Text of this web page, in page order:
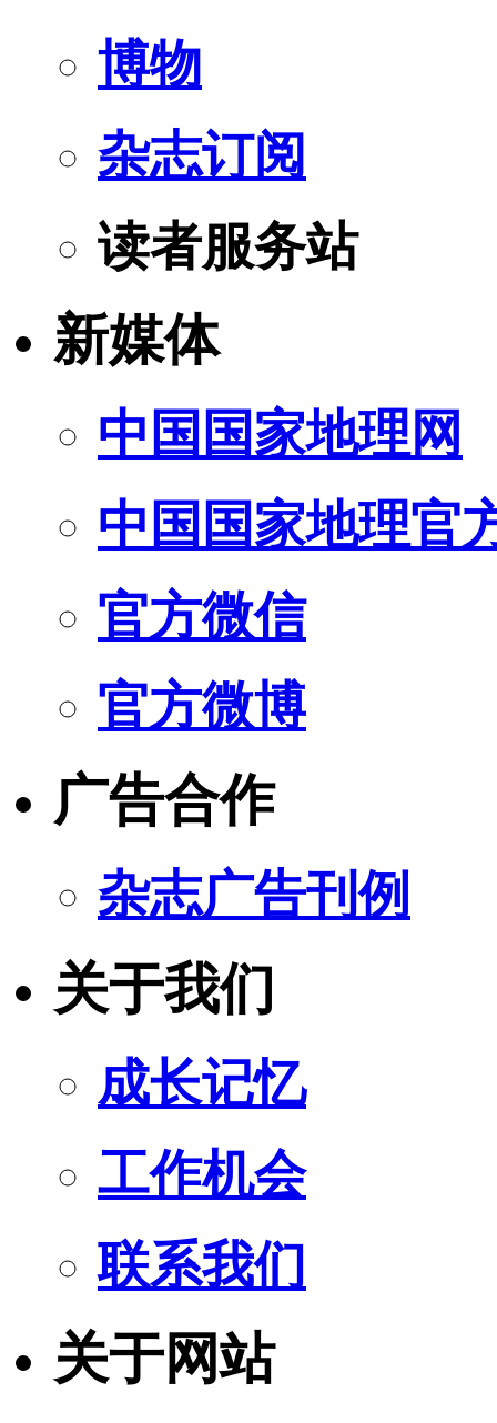
博物
杂志订阅
读者服务站
新媒体
中国国家地理网
中国国家地理官
官方微信
官方微博
广告合作
杂志广告刊例
关于我们
成长记忆
工作机会
联系我们
关于网站